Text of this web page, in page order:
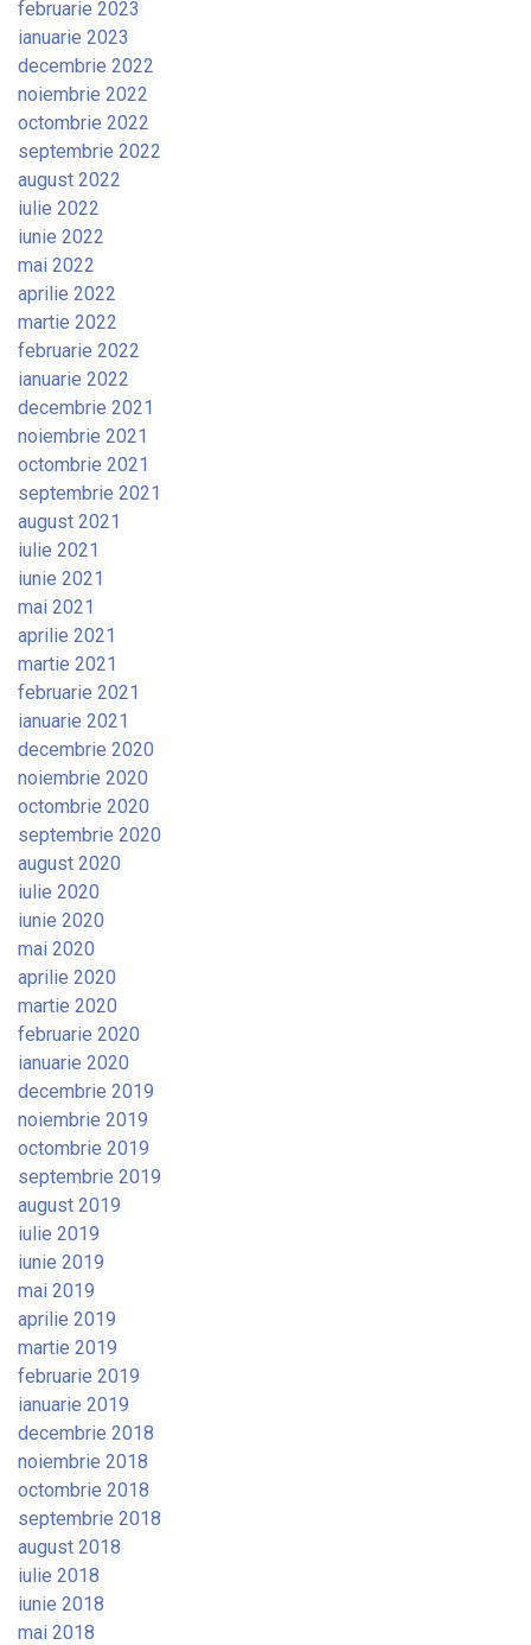
februarie 2023
ianuarie 2023
decembrie 2022
noiembrie 2022
octombrie 2022
septembrie 2022
august 2022
iulie 2022
iunie 2022
mai 2022
aprilie 2022
martie 2022
februarie 2022
ianuarie 2022
decembrie 2021
noiembrie 2021
octombrie 2021
septembrie 2021
august 2021
iulie 2021
iunie 2021
mai 2021
aprilie 2021
martie 2021
februarie 2021
ianuarie 2021
decembrie 2020
noiembrie 2020
octombrie 2020
septembrie 2020
august 2020
iulie 2020
iunie 2020
mai 2020
aprilie 2020
martie 2020
februarie 2020
ianuarie 2020
decembrie 2019
noiembrie 2019
octombrie 2019
septembrie 2019
august 2019
iulie 2019
iunie 2019
mai 2019
aprilie 2019
martie 2019
februarie 2019
ianuarie 2019
decembrie 2018
noiembrie 2018
octombrie 2018
septembrie 2018
august 2018
iulie 2018
iunie 2018
mai 2018